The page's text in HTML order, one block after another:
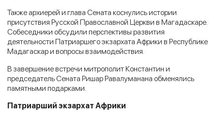
Также архиерей и глава Сената коснулись истории
присутствия Русской Православной Церкви в Магадаскаре.
Собеседники обсудили перспективы развития
деятельности Патриаршего экзархата Африки в Республике
Мадагаскар и вопросы взаимодействия.
В завершение встречи митрополит Константин и
председатель Сената Ришар Равалуманана обменялись
памятными подарками.
Патриарший экзархат Африки